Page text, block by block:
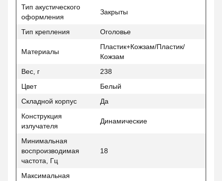
Тип акустического
оформления
Закрыты
Тип крепления Оголовье
Материалы
Пластик+Кожзам/Пластик/
Кожзам
Вес, г
238
Цвет
Белый
Складной корпус
Да
Конструкция
излучателя
Динамические
Минимальная
воспроизводимая
частота, Гц
18
Максимальная